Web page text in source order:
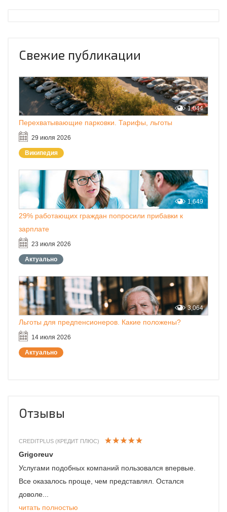
Свежие публикации
Перехватывающие парковки. Тарифы, льготы
29 июля 2026
1,044
Википедия
29% работающих граждан попросили прибавки к
зарплате
23 июля 2026
1,649
Актуально
Льготы для предпенсионеров. Какие положены?
14 июля 2026
3,064
Актуально
Отзывы
CREDITPLUS (КРЕДИТ ПЛЮС)
Grigoreuv
Услугами подобных компаний пользовался впервые.
Все оказалось проще, чем представлял. Остался
доволе...
читать полностью